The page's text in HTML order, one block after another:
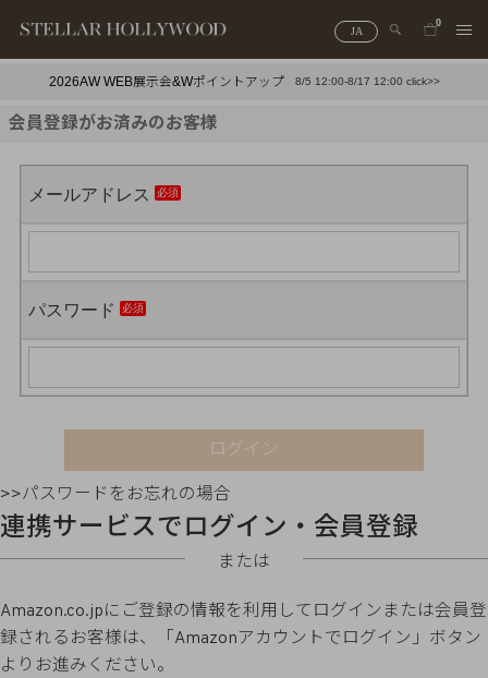
JA
0
2026AW WEB展示会&Wポイントアップ 8/5 12:00-8/17 12:00 click>>
会員登録がお済みのお客様
メールアドレス
パスワード
ログイン
>>パスワードをお忘れの場合
連携サービスでログイン・会員登録
または
Amazon.co.jpにご登録の情報を利用してログインまたは会員登
録されるお客様は、「Amazonアカウントでログイン」ボタン
よりお進みください。